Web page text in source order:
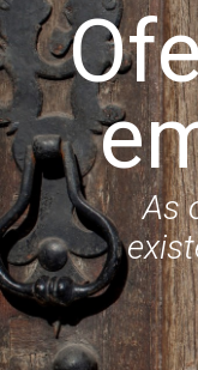
Serviços
Ofertas de
Artigos
Contactos
Login
As